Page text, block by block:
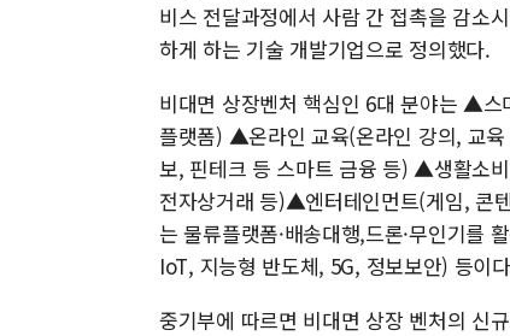
비스 전달과정에서 사람 간 접촉을 감소
하게 하는 기술 개발기업으로 정의했다.
비대면 상장벤처 핵심인 6대 분야는 ▲스
플랫폼) ▲온라인 교육(온라인 강의, 교
보, 핀테크 등 스마트 금융 등) ▲생활소
전자상거래 등)▲엔터테인먼트(게임, 콘
는 물류플랫폼·배송대행,드론·무인기를
IoT, 지능형 반도체, 5G, 정보보안) 등이
중기부에 따르면 비대면 상장 벤처의 신